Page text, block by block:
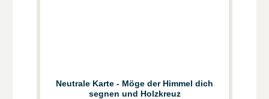
Neutrale Karte - Möge der Himmel dich
segnen und Holzkreuz